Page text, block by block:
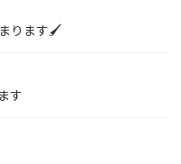
ります🖌️
す